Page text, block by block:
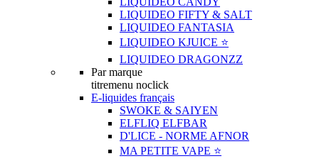
LIQUIDEO FIFTY & SALT
LIQUIDEO FANTASIA
LIQUIDEO KJUICE ⭐️
LIQUIDEO DRAGONZZ
Par marque
titremenu noclick
E-liquides français
SWOKE & SAIYEN
ELFLIQ ELFBAR
D'LICE - NORME AFNOR
MA PETITE VAPE ⭐️